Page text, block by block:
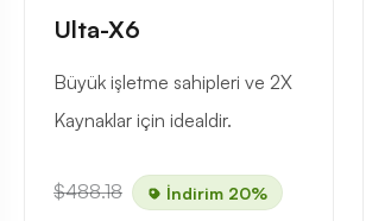
Ulta-X6
Büyük işletme sahipleri ve 2X
Kaynaklar için idealdir.
$488.18 İndirim 20%